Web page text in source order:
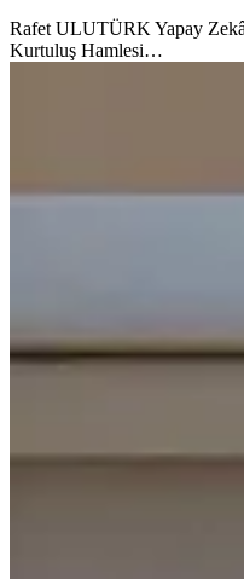
Rafet ULUTÜRK Yapay
Kurtuluş Hamlesi…